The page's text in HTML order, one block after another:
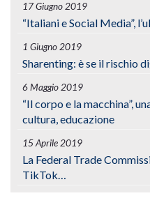
17 Giugno 2019
“Italiani e Social Media”,
1 Giugno 2019
Sharenting: è se il rischio
6 Maggio 2019
“Il corpo e la macchina”,
cultura, educazione
15 Aprile 2019
La Federal Trade
TikTok…